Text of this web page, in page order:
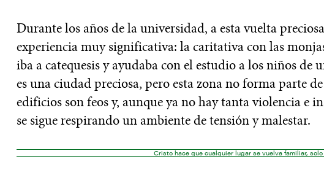
Durante los años de la universidad, a esta vuelta
experiencia muy significativa: la caritativa con las
iba a catequesis y ayudaba con el estudio a los niños de
es una ciudad preciosa, pero esta zona no forma parte
edificios son feos y, aunque ya no hay tanta violencia e
se sigue respirando un ambiente de tensión y malestar.
Cristo hace que cualquier lugar se vuelva familiar,